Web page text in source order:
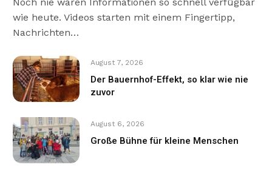
wie heute. Videos starten mit einem Fingertipp,
Nachrichten…
August 7, 2026
Der Bauernhof-Effekt, so klar wie nie
zuvor
August 6, 2026
Große Bühne für kleine Menschen